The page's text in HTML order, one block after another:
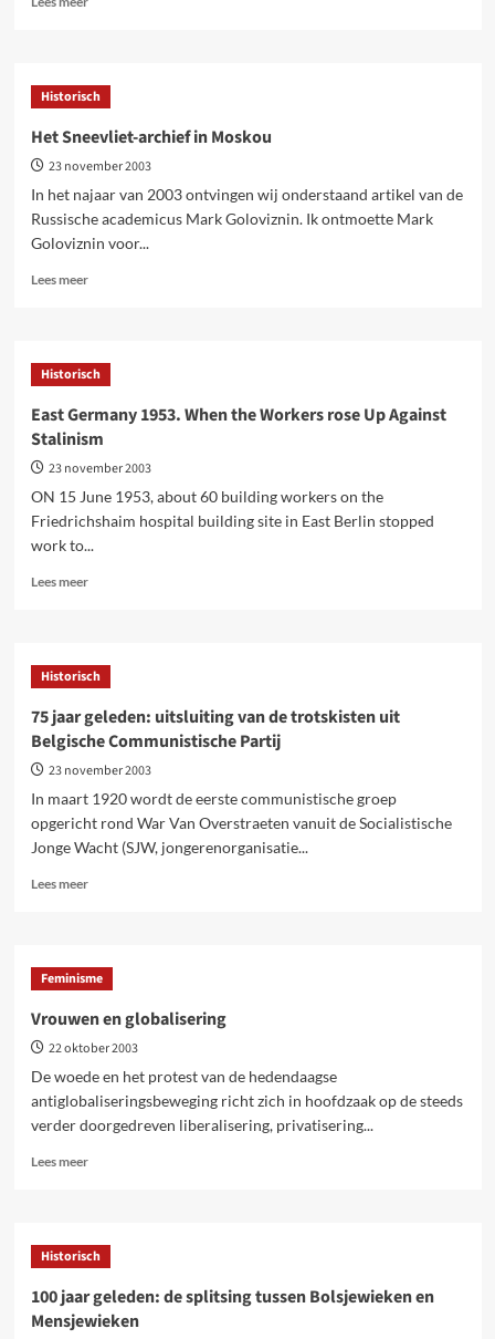
nieuwe
seksisme
Historisch
Het Sneevliet-archief in Moskou
23 november 2003
In het najaar van 2003 ontvingen wij onderstaand artikel van de
Russische academicus Mark Goloviznin. Ik ontmoette Mark
Goloviznin voor...
Lees meerLees
Sneevliet-
archief
Moskou
Historisch
East Germany 1953. When the Workers rose Up Against
Stalinism
23 november 2003
ON 15 June 1953, about 60 building workers on the
Friedrichshaim hospital building site in East Berlin stopped
work to...
Lees meerLees
Germany
1953.
the
Workers
rose
Against
Stalinism
Historisch
75 jaar geleden: uitsluiting van de trotskisten uit
Belgische Communistische Partij
23 november 2003
In maart 1920 wordt de eerste communistische groep
opgericht rond War Van Overstraeten vanuit de Socialistische
Jonge Wacht (SJW, jongerenorganisatie...
Lees meerLees
jaar
geleden:
van
de
trotskisten
Belgische
Communistische
Feminisme
Vrouwen en globalisering
22 oktober 2003
De woede en het protest van de hedendaagse
antiglobaliseringsbeweging richt zich in hoofdzaak op de steeds
verder doorgedreven liberalisering, privatisering...
Lees meerLees
en
globalisering
Historisch
100 jaar geleden: de splitsing tussen Bolsjewieken en
Mensjewieken